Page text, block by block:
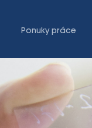
Ponuky práce